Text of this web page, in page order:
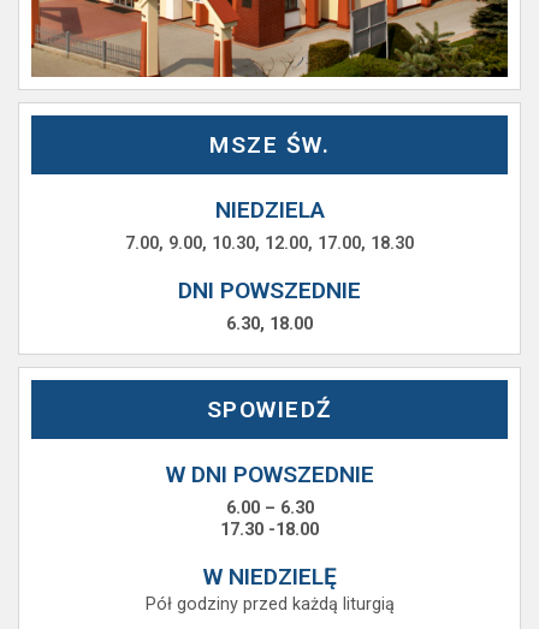
MSZE ŚW.
NIEDZIELA
7.00, 9.00, 10.30, 12.00, 17.00, 18.30
DNI POWSZEDNIE
6.30, 18.00
SPOWIEDŹ
W DNI POWSZEDNIE
6.00 – 6.30
17.30 -18.00
W NIEDZIELĘ
Pół godziny przed każdą liturgią